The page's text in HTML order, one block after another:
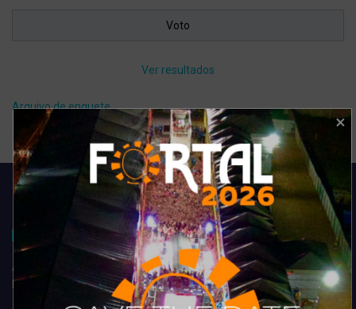
Ver resultados
Arquivo de enquete
Acompanhe todas as novidades do entretenimento na região de
Fortaleza. Dicas, promoções, coberturas exclusivas e muito mais.